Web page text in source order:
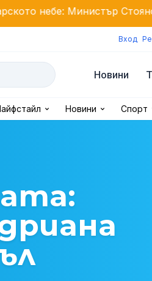
Стоянов обяви нови
Вход
Новини
Новини Спорт